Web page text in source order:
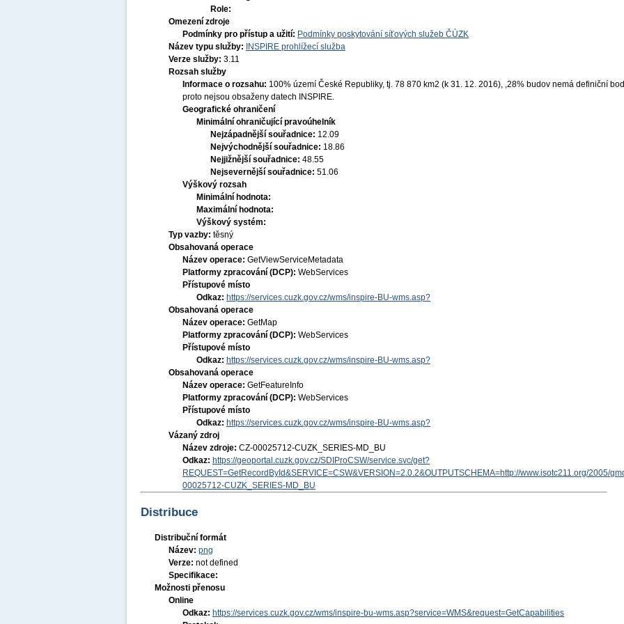
Role:
Omezení zdroje
Podmínky pro přístup a užití: Podmínky poskytování síťových služeb ČÚZK
Název typu služby:
INSPIRE prohlížecí služba
Verze služby: 3.11
Rozsah služby
Informace o rozsahu: 100% území České Republiky, tj. 78 870 km2 (k 31. 12. 2016), ,28% budov nemá definiční
proto nejsou obsaženy datech INSPIRE.
Geografické ohraničení
Minimální ohraničující pravoúhelník
Nejzápadnější souřadnice: 12.09
Nejvýchodnější souřadnice: 18.86
Nejjižnější souřadnice: 48.55
Nejsevernější souřadnice: 51.06
Výškový rozsah
Minimální hodnota:
Maximální hodnota:
Výškový systém:
Typ vazby: těsný
Obsahovaná operace
Název operace: GetViewServiceMetadata
Platformy zpracování (DCP): WebServices
Přístupové místo
Odkaz: https://services.cuzk.gov.cz/wms/inspire-BU-wms.asp?
Obsahovaná operace
Název operace: GetMap
Platformy zpracování (DCP): WebServices
Přístupové místo
Odkaz: https://services.cuzk.gov.cz/wms/inspire-BU-wms.asp?
Obsahovaná operace
Název operace: GetFeatureInfo
Platformy zpracování (DCP): WebServices
Přístupové místo
Odkaz: https://services.cuzk.gov.cz/wms/inspire-BU-wms.asp?
Vázaný zdroj
Název zdroje: CZ-00025712-CUZK_SERIES-MD_BU
Odkaz: https://geoportal.cuzk.gov.cz/SDIProCSW/service.svc/get?
REQUEST=GetRecordById&SERVICE=CSW&VERSION=2.0.2&OUTPUTSCHEMA=http://www.isotc211.org/2005/
00025712-CUZK_SERIES-MD_BU
Distribuce
Distribuční formát
Název: png
Verze: not defined
Specifikace:
Možnosti přenosu
Online
Odkaz: https://services.cuzk.gov.cz/wms/inspire-bu-wms.asp?service=WMS&request=GetCapabilities